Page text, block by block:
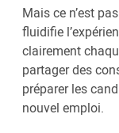
Mais ce n’est
fluidifie
clairement
partager des
préparer les
nouvel emploi.